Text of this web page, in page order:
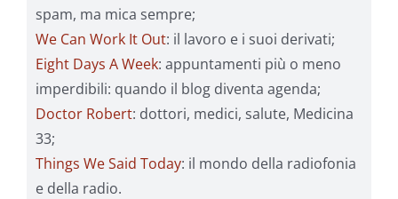
spam, ma mica sempre;
We Can Work It Out: il lavoro e i suoi derivati;
Eight Days A Week: appuntamenti più o meno
imperdibili: quando il blog diventa agenda;
Doctor Robert: dottori, medici, salute, Medicina
33;
Things We Said Today: il mondo della radiofonia
e della radio.